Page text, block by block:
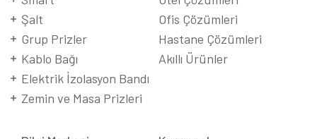
Şalt
Grup Prizler
Kablo Bağı
Elektrik İzolasyon Bandı
Zemin ve Masa Prizleri
Ofis Çözümleri
Hastane Çözümleri
Akıllı Ürünler